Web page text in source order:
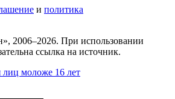
и политика
2006–2026. При использовании
ссылка на источник.
лиц моложе 16 лет